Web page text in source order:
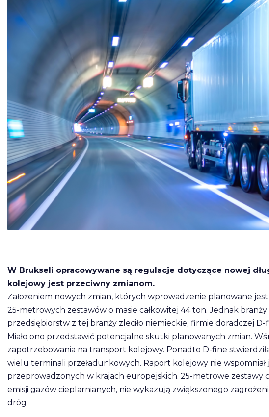
W Brukseli opracowywane są regulacje dotyczące nowej
kolejowy jest przeciwny zmianom.
Założeniem nowych zmian, których wprowadzenie planowane
25-metrowych zestawów o masie całkowitej 44 ton. Jednak
przedsiębiorstw z tej branży zleciło niemieckiej firmie doradczej
Miało ono przedstawić potencjalne skutki planowanych zmian.
zapotrzebowania na transport kolejowy. Ponadto D-fine
wielu terminali przeładunkowych. Raport kolejowy nie
przeprowadzonych w krajach europejskich. 25-metrowe zestawy
emisji gazów cieplarnianych, nie wykazują zwiększonego
dróg.